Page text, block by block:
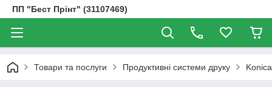
ПП "Бест Прінт" (31107469)
Товари та послуги Продуктивні системи друку